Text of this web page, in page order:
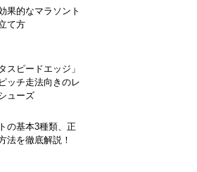
果的なマラソント
て方
スピードエッジ」
ッチ走法向きのレ
ューズ
の基本3種類、正
法を徹底解説！